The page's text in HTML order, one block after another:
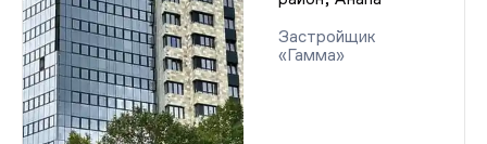
Застройщик
«Гамма»